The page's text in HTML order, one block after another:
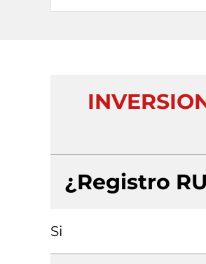
¿Registro
Si